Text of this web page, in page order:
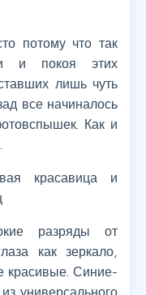
потому что так
и покоя этих
лишь чуть
все начиналось
Как и
красавица и
разряды от
как зеркало,
красивые. Синие-
универсального